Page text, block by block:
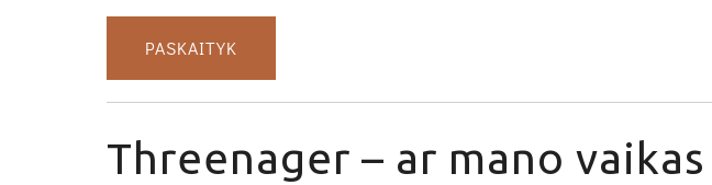
PASKAITYK
Threenager – ar mano